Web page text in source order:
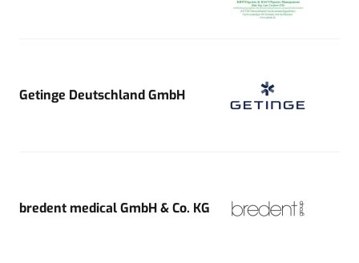
Getinge Deutschland GmbH
bredent medical GmbH & Co. KG